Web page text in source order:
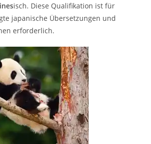
isch. Diese Qualifikation ist für
japanische Übersetzungen und
erforderlich.